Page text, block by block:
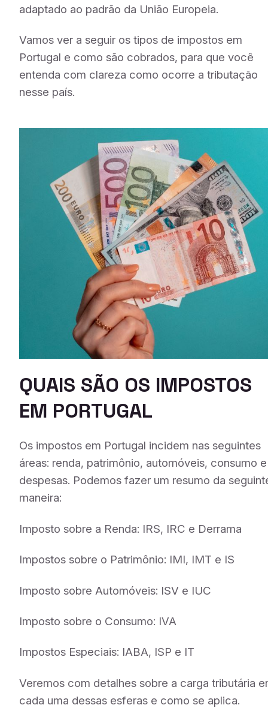
adaptado ao padrão da União Europeia.
Vamos ver a seguir os tipos de impostos em
Portugal e como são cobrados, para que você
entenda com clareza como ocorre a tributação
nesse país.
QUAIS SÃO OS IMPOSTOS
EM PORTUGAL
Os impostos em Portugal incidem nas seguintes
áreas: renda, patrimônio, automóveis, consumo e
despesas. Podemos fazer um resumo da
maneira:
Imposto sobre a Renda: IRS, IRC e Derrama
Impostos sobre o Patrimônio: IMI, IMT e IS
Imposto sobre Automóveis: ISV e IUC
Imposto sobre o Consumo: IVA
Impostos Especiais: IABA, ISP e IT
Veremos com detalhes sobre a carga tributária
cada uma dessas esferas e como se aplica.